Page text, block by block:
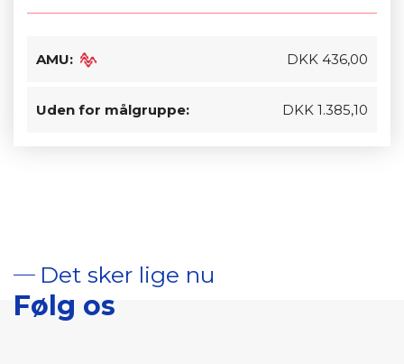
AMU: DKK 436,00
Uden for målgruppe: DKK 1.385,10
Det sker lige nu
Følg os